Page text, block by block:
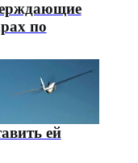
по
ей